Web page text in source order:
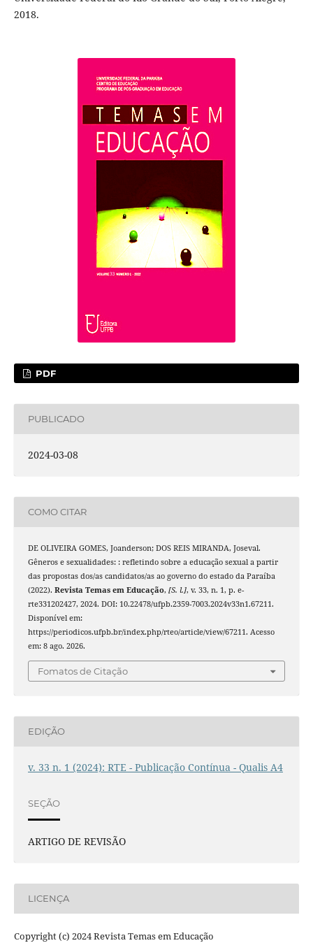
2018.
PDF
PUBLICADO
2024-03-08
COMO CITAR
DE OLIVEIRA GOMES, Joanderson; DOS REIS MIRANDA, Joseval.
Gêneros e sexualidades: : refletindo sobre a educação sexual a partir
das propostas dos/as candidatos/as ao governo do estado da Paraíba
(2022). Revista Temas em Educação, [S. l.], v. 33, n. 1, p. e-
rte331202427, 2024. DOI: 10.22478/ufpb.2359-7003.2024v33n1.67211.
Disponível em:
https://periodicos.ufpb.br/index.php/rteo/article/view/67211. Acesso
em: 8 ago. 2026.
Fomatos de Citação
EDIÇÃO
v. 33 n. 1 (2024): RTE - Publicação Contínua - Qualis A4
SEÇÃO
ARTIGO DE REVISÃO
LICENÇA
Copyright (c) 2024 Revista Temas em Educação